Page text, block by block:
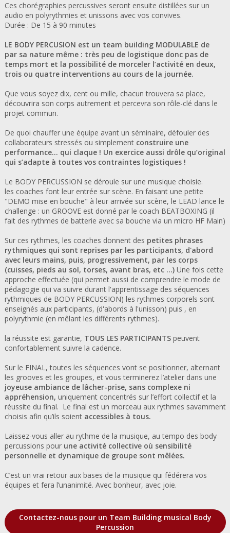
Ces chorégraphies percussives seront ensuite distillées sur un
audio en polyrythmies et unissons avec vos convives.
Durée : De 15 à 90 minutes
LE BODY PERCUSION est un team building MODULABLE de
par sa nature même : très peu de logistique donc pas de
temps mort et la possibilité de morceler l’activité en deux,
trois ou quatre interventions au cours de la journée.
Que vous soyez dix, cent ou mille, chacun trouvera sa place,
découvrira son corps autrement et percevra son rôle-clé dans le
projet commun.
De quoi chauffer une équipe avant un séminaire, défouler des
collaborateurs stressés ou simplement construire une
performance… qui claque ! Un exercice aussi drôle qu’original
qui s’adapte à toutes vos contraintes logistiques !
Le BODY PERCUSSION se déroule sur une musique choisie.
les coaches font leur entrée sur scène. En faisant une petite
"DEMO mise en bouche" à leur arrivée sur scène, le LEAD lance le
challenge : un GROOVE est donné par le coach BEATBOXING (il
fait des rythmes de batterie avec sa bouche via un micro HF Main)
Sur ces rythmes, les coaches donnent des petites phrases
rythmiques qui sont reprises par les participants, d'abord
avec leurs mains, puis, progressivement, par les corps
(cuisses, pieds au sol, torses, avant bras, etc ...)Une fois cette
approche effectuée (qui permet aussi de comprendre le mode de
pédagogie qui va suivre durant l'apprentissage des séquences
rythmiques de BODY PERCUSSION) les rythmes corporels sont
enseignés aux participants, (d'abords à l'unisson) puis , en
polyrythmie (en mêlant les différents rythmes).
la réussite est garantie, TOUS LES PARTICIPANTSpeuvent
confortablement suivre la cadence.
Sur le FINAL, toutes les séquences vont se positionner, alternant
les grooves et les groupes, et vous terminerez l’atelier dans une
joyeuse ambiance de lâcher-prise, sans complexe ni
appréhension, uniquement concentrés sur l’effort collectif et la
réussite du final. Le final est un morceau aux rythmes savamment
choisis afin qu’ils soient accessibles à tous.
Laissez-vous aller au rythme de la musique, au tempo des body
percussions pour une activité collective où sensibilité
personnelle et dynamique de groupe sont mêlées.
C’est un vrai retour aux bases de la musique qui fédérera vos
équipes et fera l’unanimité. Avec bonheur, avec joie.
Contactez-nous pour un Team Building musical Body
Percussion